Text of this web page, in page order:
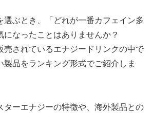
選ぶとき、「どれが一番カフェイン多
になったことはありませんか？
売されているエナジードリンクの中で
製品をランキング形式でご紹介しま
ターエナジーの特徴や、海外製品との